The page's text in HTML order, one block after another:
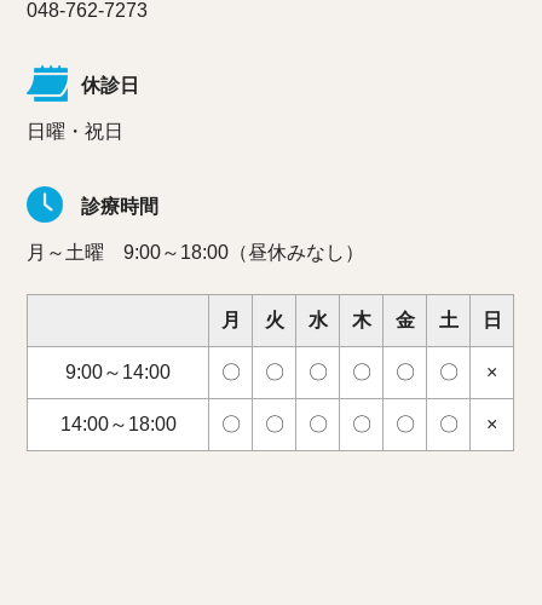
048-762-7273
休診日
日曜・祝日
診療時間
月～土曜 9:00～18:00（昼休みなし）
月 火 水 木 金 土 日
9:00～14:00 〇 〇 〇 〇 〇 〇 ×
14:00～18:00 〇 〇 〇 〇 〇 〇 ×